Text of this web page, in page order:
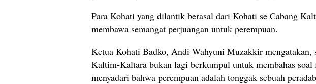
Para Kohati yang dilantik berasal dari Kohati se Cabang
membawa semangat perjuangan untuk perempuan.
Ketua Kohati Badko, Andi Wahyuni Muzakkir mengatakan,
Kaltim-Kaltara bukan lagi berkumpul untuk membahas
menyadari bahwa perempuan adalah tonggak sebuah